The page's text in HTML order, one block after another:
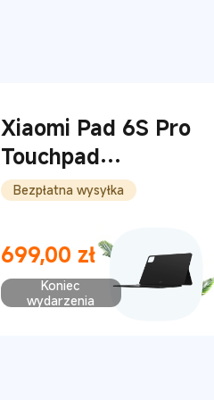
Xiaomi Pad 6S Pro
Touchpad
Keyboard
Bezpłatna wysyłka
699,00 zł
Koniec
wydarzenia